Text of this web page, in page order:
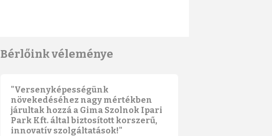
Bérlőink véleménye
"Versenyképességünk
növekedéséhez nagy mértékben
járultak hozzá a Gima Szolnok Ipari
Park Kft. által biztosított korszerű,
innovatív szolgáltatások!"